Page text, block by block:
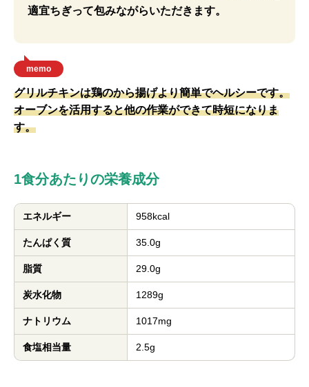
適宜ちぎって包みながらいただきます。
memo
グリルチキンは鶏のから揚げより簡単でヘルシーです。
オーブンを活用すると他の作業ができて時短になりま
す。
1食分あたりの栄養成分
エネルギー 958kcal
たんぱく質 35.0g
脂質 29.0g
炭水化物 1289g
ナトリウム 1017mg
食塩相当量 2.5g